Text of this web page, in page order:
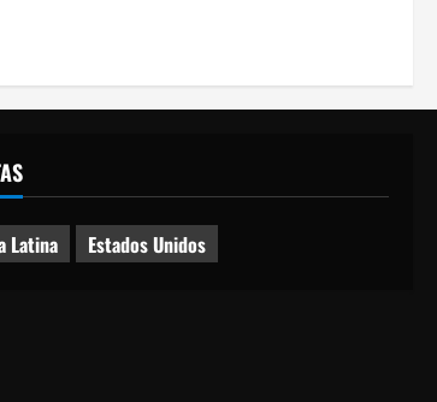
Latina Estados Unidos